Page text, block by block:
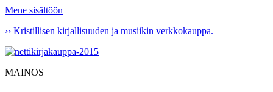
Mene sisältöön
›› Kristillisen kirjallisuuden ja musiikin verkkokauppa.
MAINOS